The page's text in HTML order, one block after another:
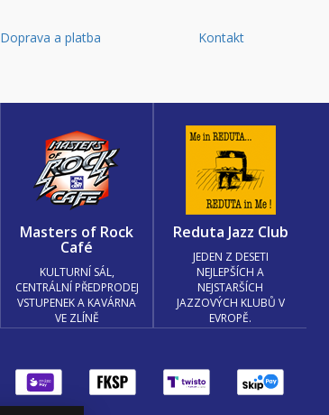
Doprava a platba Kontakt
Masters of Rock
Café
KULTURNÍ SÁL,
CENTRÁLNÍ PŘEDPRODEJ
VSTUPENEK A KAVÁRNA
VE ZLÍNĚ
Reduta Jazz Club
JEDEN Z DESETI
NEJLEPŠÍCH A
NEJSTARŠÍCH
JAZZOVÝCH KLUBŮ V
EVROPĚ.